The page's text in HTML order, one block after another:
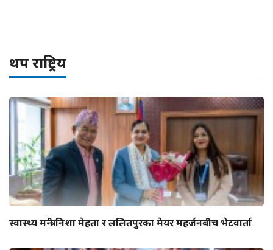
थप राष्ट्रिय
स्वास्थ्य मन्त्री निशा मेहता र ललितपुरका मेयर महर्जनबीच भेटवार्ता